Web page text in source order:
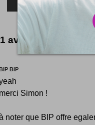
1 avis pour le
BIP
Simon !
noter que BIP offre